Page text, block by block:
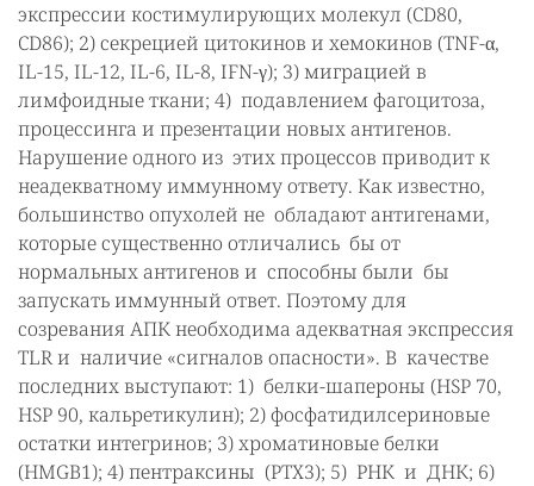
экспрессии костимулирующих молекул (CD80,
CD86); 2) секрецией цитокинов и хемокинов (TNF-α,
IL-15, IL-12, IL-6, IL-8, IFN-γ); 3) миграцией в
лимфоидные ткани; 4) подавлением фагоцитоза,
процессинга и презентации новых антигенов.
Нарушение одного из этих процессов приводит к
неадекватному иммунному ответу. Как известно,
большинство опухолей не обладают антигенами,
которые существенно отличались бы от
нормальных антигенов и способны были бы
запускать иммунный ответ. Поэтому для
созревания АПК необходима адекватная экспрессия
TLR и наличие «сигналов опасности». В качестве
последних выступают: 1) белки-шапероны (HSP 70,
HSP 90, кальретикулин); 2) фосфатидилсериновые
остатки интегринов; 3) хроматиновые белки
(HMGB1); 4) пентраксины (PTX3); 5) РНК и ДНК; 6)